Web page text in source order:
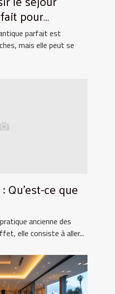
pour
partenaire
parfait est
mais elle peut se
Qu’est-ce que
ancienne des
elle consiste à aller...